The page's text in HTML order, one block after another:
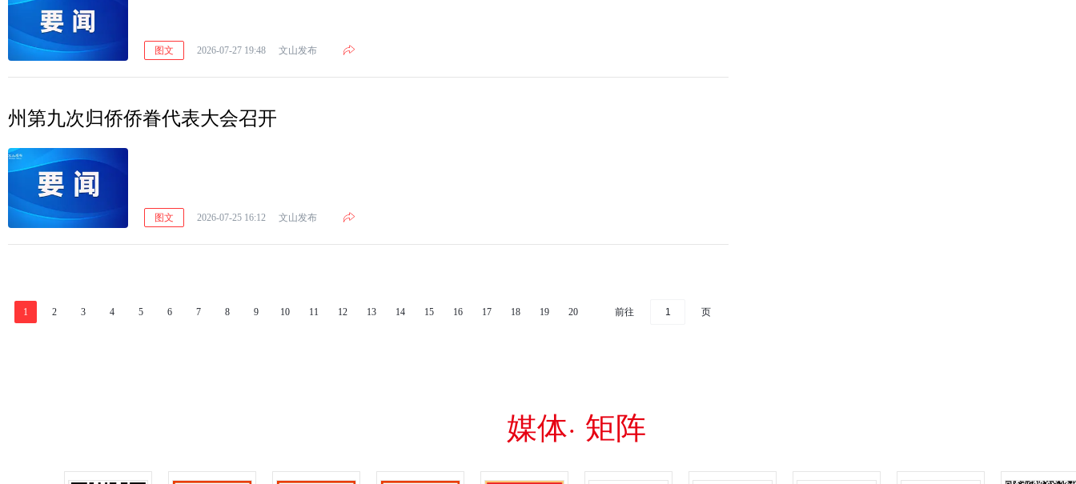
图文 2026-07-27 19:48 文山发布
州第九次归侨侨眷代表大会召开
图文 2026-07-25 16:12 文山发布
1 2 3 4 5 6 7 8 9 10 11 12 13 14 15 16 17 18 19 20 前往 页
媒体· 矩阵